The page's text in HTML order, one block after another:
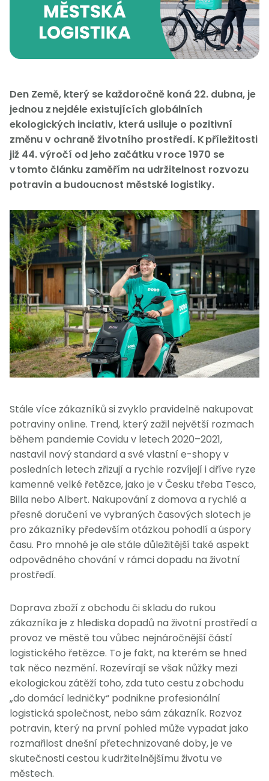
Den Země, který se každoročně koná 22. dubna, je
jednou z nejdéle existujících globálních
ekologických inciativ, která usiluje o pozitivní
změnu v ochraně životního prostředí. K příležitosti
již 44. výročí od jeho začátku v roce 1970 se
v tomto článku zaměřím na udržitelnost rozvozu
potravin a budoucnost městské logistiky.
Stále více zákazníků si zvyklo pravidelně nakupovat
potraviny online. Trend, který zažil největší rozmach
během pandemie Covidu v letech 2020–2021,
nastavil nový standard a své vlastní e-shopy v
posledních letech zřizují a rychle rozvíjejí i dříve ryze
kamenné velké řetězce, jako je v Česku třeba Tesco,
Billa nebo Albert. Nakupování z domova a rychlé a
přesné doručení ve vybraných časových slotech je
pro zákazníky především otázkou pohodlí a úspory
času. Pro mnohé je ale stále důležitější také aspekt
odpovědného chování v rámci dopadu na životní
prostředí.
Doprava zboží z obchodu či skladu do rukou
zákazníka je z hlediska dopadů na životní prostředí a
provoz ve městě tou vůbec nejnáročnější částí
logistického řetězce. To je fakt, na kterém se hned
tak něco nezmění. Rozevírají se však nůžky mezi
ekologickou zátěží toho, zda tuto cestu z obchodu
„do domácí ledničky“ podnikne profesionální
logistická společnost, nebo sám zákazník. Rozvoz
potravin, který na první pohled může vypadat jako
rozmařilost dnešní přetechnizované doby, je ve
skutečnosti cestou k udržitelnějšímu životu ve
městech.